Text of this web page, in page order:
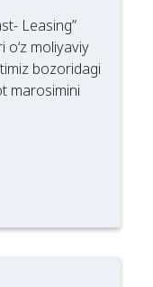
Leasing”
moliyaviy
bozoridagi
marosimini